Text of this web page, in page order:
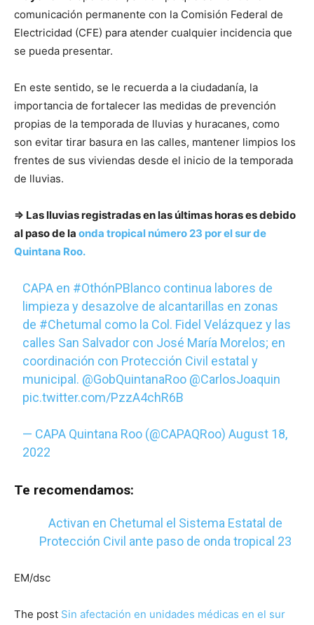
comunicación permanente con la Comisión Federal de
Electricidad (CFE) para atender cualquier incidencia que
se pueda presentar.
En este sentido, se le recuerda a la ciudadanía, la
importancia de fortalecer las medidas de prevención
propias de la temporada de lluvias y huracanes, como
son evitar tirar basura en las calles, mantener limpios los
frentes de sus viviendas desde el inicio de la temporada
de lluvias.
⇒ Las lluvias registradas en las últimas horas es debido
al paso de la onda tropical número 23 por el sur de
Quintana Roo.
CAPA en #OthónPBlanco continua labores de
limpieza y desazolve de alcantarillas en zonas
de #Chetumal como la Col. Fidel Velázquez y las
calles San Salvador con José María Morelos; en
coordinación con Protección Civil estatal y
municipal. @GobQuintanaRoo @CarlosJoaquin
pic.twitter.com/PzzA4chR6B
— CAPA Quintana Roo (@CAPAQRoo)August 18,
2022
Te recomendamos:
Activan en Chetumal el Sistema Estatal de
Protección Civil ante paso de onda tropical 23
EM/dsc
The post Sin afectación en unidades médicas en el sur